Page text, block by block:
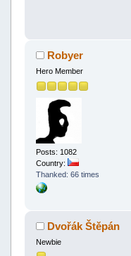
Robyer
Hero Member
Posts: 1082
Country:
Thanked: 66 times
Dvořák Štěpán
Newbie